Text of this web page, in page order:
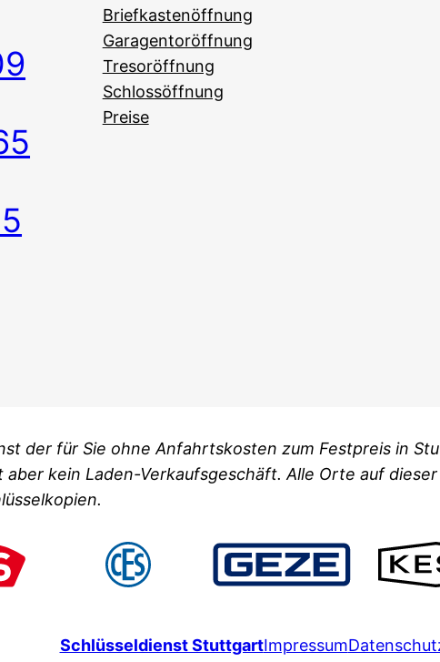
Briefkastenöffnung
Garagentoröffnung
Tresoröffnung
Schlossöffnung
Preise
der für Sie ohne Anfahrtskosten zum Festpreis in
kein Laden-Verkaufsgeschäft. Alle Orte auf
Schlüsseldienst StuttgartImpressum